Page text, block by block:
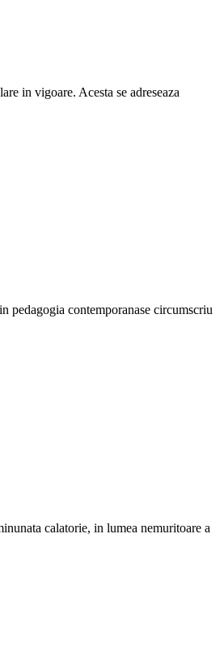
in vigoare. Acesta se adreseaza
pedagogia contemporanase circumscriu
calatorie, in lumea nemuritoare a